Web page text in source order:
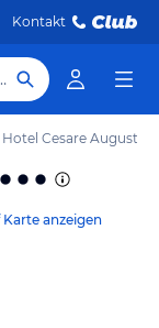
Kontakt
Hotel Cesare Augusto
Karte anzeigen